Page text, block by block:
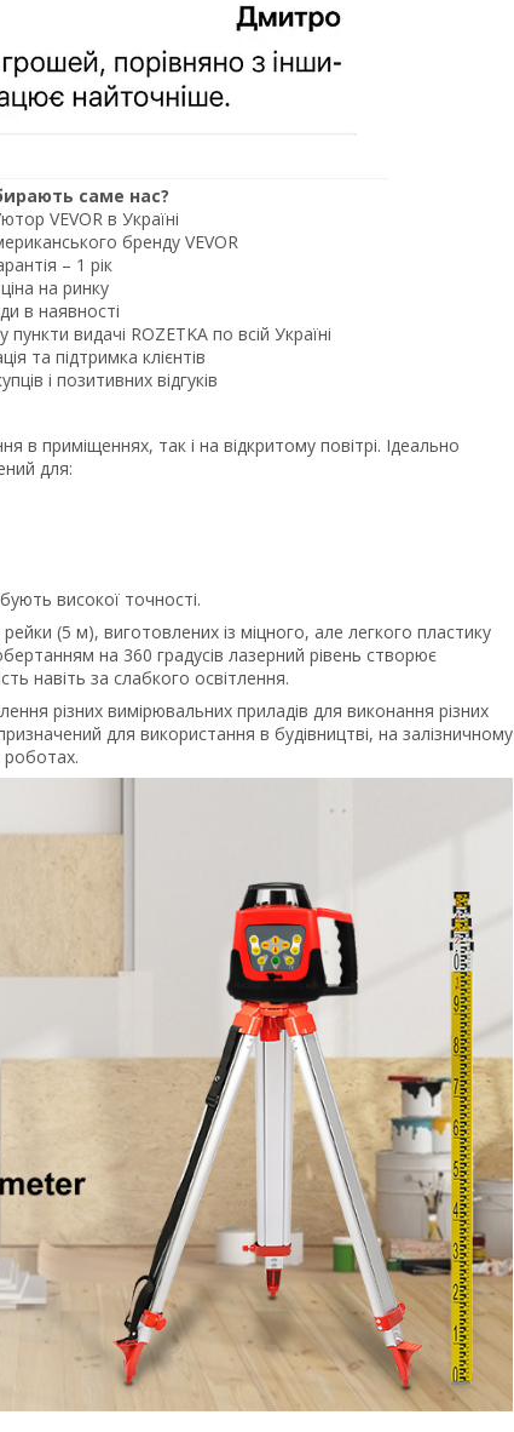
саме нас?
VEVOR в Україні
бренду VEVOR
–​ 1 рік
на ринку
в наявності
видачі ROZETKA по всій Україні
та підтримка клієнтів
і позитивних відгуків
в приміщеннях,​ так і на відкритому повітрі.​ Ідеально
для:
високої точності.
(5 м),​ виготовлених із міцного,​ але легкого пластику
на 360 градусів лазерний рівень створює
навіть за слабкого освітлення.
різних вимірювальних приладів для виконання різних
для використання в будівництві,​ на залізничному
роботах.